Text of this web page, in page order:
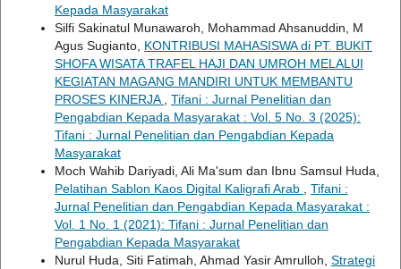
Kepada Masyarakat
Silfi Sakinatul Munawaroh, Mohammad Ahsanuddin, M
Agus Sugianto, KONTRIBUSI MAHASISWA di PT. BUKIT
SHOFA WISATA TRAFEL HAJI DAN UMROH MELALUI
KEGIATAN MAGANG MANDIRI UNTUK MEMBANTU
PROSES KINERJA
Tifani : Jurnal Penelitian dan
Pengabdian Kepada Masyarakat : Vol. 5 No. 3 (2025):
Tifani : Jurnal Penelitian dan Pengabdian Kepada
Masyarakat
Moch Wahib Dariyadi, Ali Ma'sum dan Ibnu Samsul Huda,
Pelatihan Sablon Kaos Digital Kaligrafi Arab
Tifani :
Jurnal Penelitian dan Pengabdian Kepada Masyarakat :
Vol. 1 No. 1 (2021): Tifani : Jurnal Penelitian dan
Pengabdian Kepada Masyarakat
Nurul Huda, Siti Fatimah, Ahmad Yasir Amrulloh, Strategi